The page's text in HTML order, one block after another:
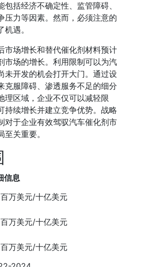
包括经济不确定性、监管障碍、
压力等因素。然而，必须注意的
遇。
市场增长和替代催化剂材料预计
市场的增长。利用限制可以为汽
未开发的机会打开大门。通过设
克服障碍、渗透服务不足的细分
理区域，企业不仅可以减轻限
持续增长并建立竞争优势。战略
对于企业有效驾驭汽车催化剂市
关重要。
信息
万美元/十亿美元
万美元/十亿美元
万美元/十亿美元